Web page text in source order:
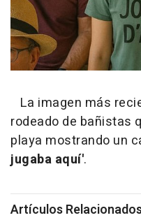
La imagen más
rodeado de bañistas
playa mostrando un
jugaba aquí'.
Artículos